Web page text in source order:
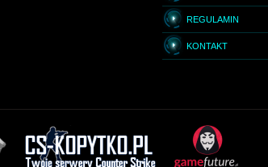
REGULAMIN
KONTAKT